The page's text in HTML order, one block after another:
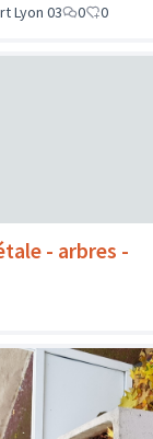
Lyon 03 0 0
- arbres -